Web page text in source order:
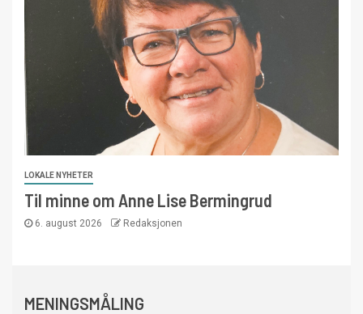
LOKALE NYHETER
Til minne om Anne Lise Bermingrud
6. august 2026 Redaksjonen
MENINGSMÅLING